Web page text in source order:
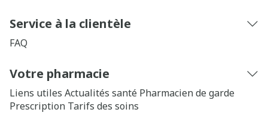
Service à la clientèle
FAQ
Votre pharmacie
Liens utiles Actualités santé Pharmacien de garde
Prescription Tarifs des soins